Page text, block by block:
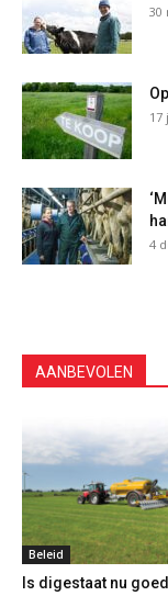
30
17
4
AANBEVOLEN
Beleid
Is digestaat nu